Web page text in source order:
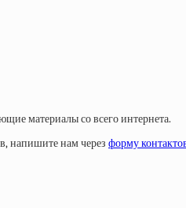
материалы со всего интернета.
напишите нам через форму